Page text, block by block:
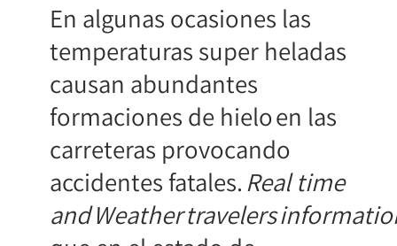
En algunas ocasiones las
temperaturas super heladas
causan abundantes
formaciones de hielo en las
carreteras provocando
accidentes fatales.Real time
and Weather travelers